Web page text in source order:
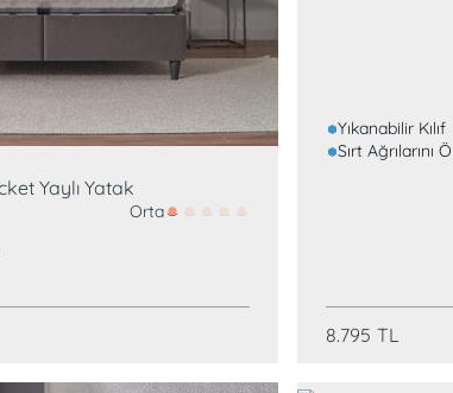
Yaylı Yatak
Orta
Yıkanabilir Kılıf
Sırt Ağrılarını
8.795 TL